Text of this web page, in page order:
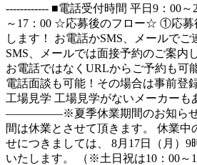
------------ ■電話受付時間 平日9：00～
～17：00 ☆応募後のフロー☆ ①応募
します！ お電話かSMS、メールでご
SMS、メールでは面接予約のご案内
お電話ではなくURLからご予約も可
電話面談も可能！その場合は事前登
工場見学 工場見学がないメーカー
―――――※夏季休業期間のお知
間は休業とさせて頂きます。 休業中
せにつきましては、 8月17日（月）9
いたします。 （※土日祝は10：00～